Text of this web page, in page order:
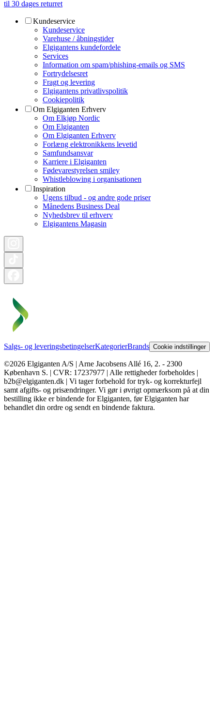
til 30 dages returret
Kundeservice
Kundeservice
Varehuse / åbningstider
Elgigantens kundefordele
Services
Information om spam/phishing-emails og SMS
Fortrydelsesret
Fragt og levering
Elgigantens privatlivspolitik
Cookiepolitik
Om Elgiganten Erhverv
Om Elkjøp Nordic
Om Elgiganten
Om Elgiganten Erhverv
Forlæng elektronikkens levetid
Samfundsansvar
Karriere i Elgiganten
Fødevarestyrelsen smiley
Whistleblowing i organisationen
Inspiration
Ugens tilbud - og andre gode priser
Månedens Business Deal
Nyhedsbrev til erhverv
Elgigantens Magasin
Salgs- og leveringsbetingelserKategorierBrands Cookie indstillinger
©2026 Elgiganten A/S | Arne Jacobsens Allé 16, 2. - 2300
København S. | CVR: 17237977 | Alle rettigheder forbeholdes |
b2b@elgiganten.dk | Vi tager forbehold for tryk- og korrekturfejl
samt afgifts- og prisændringer. Vi gør i øvrigt opmærksom på at din
bestilling ikke er bindende for Elgiganten, før Elgiganten har
behandlet din ordre og sendt en bindende faktura.